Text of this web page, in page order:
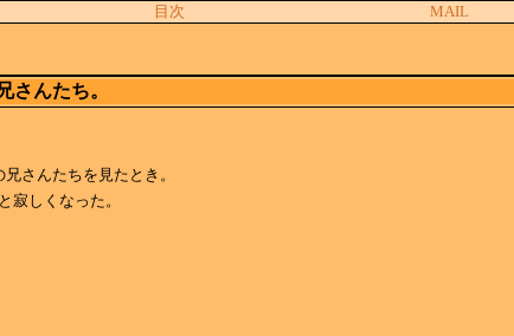
目次 MAIL
さんたち。
さんたちを見たとき。
寂しくなった。